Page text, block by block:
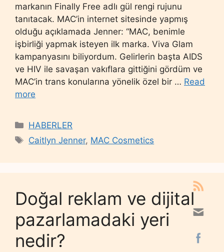
markanın Finally Free adlı gül rengi rujunu
tanıtacak. MAC’in internet sitesinde yapmış
olduğu açıklamada Jenner: “MAC, benimle
işbirliği yapmak isteyen ilk marka. Viva Glam
kampanyasını biliyordum. Gelirlerin başta AIDS
ve HIV ile savaşan vakıflara gittiğini gördüm ve
MAC’in trans konularına yönelik özel bir … Read
more
Categories
HABERLER
Tags
Caitlyn Jenner, MAC Cosmetics
Doğal reklam ve dijital
pazarlamadaki yeri
nedir?